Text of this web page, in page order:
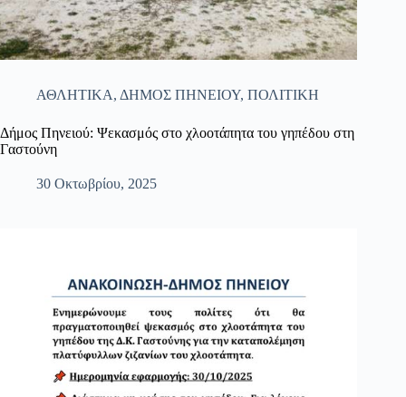
ΑΘΛΗΤΙΚΑ, ΔΗΜΟΣ ΠΗΝΕΙΟΥ, ΠΟΛΙΤΙΚΗ
Δήμος Πηνειού: Ψεκασμός στο χλοοτάπητα του γηπέδου στη
Γαστούνη
30 Οκτωβρίου, 2025